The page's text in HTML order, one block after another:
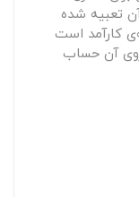
تعبیه شده
کار‌آمد است
آن حساب